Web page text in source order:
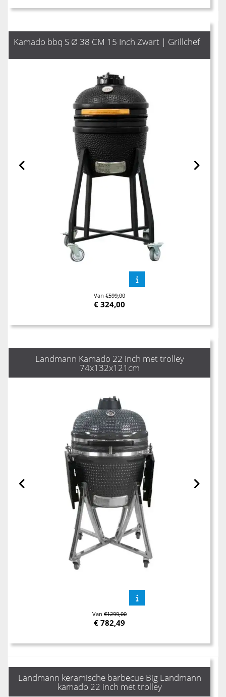
Kamado bbq S Ø 38 CM 15 Inch Zwart | Grillchef
Van €599,00
€ 324,00
Landmann Kamado 22 inch met trolley
74x132x121cm
Van €1299,00
€ 782,49
Landmann keramische barbecue Big Landmann
kamado 22 inch met trolley